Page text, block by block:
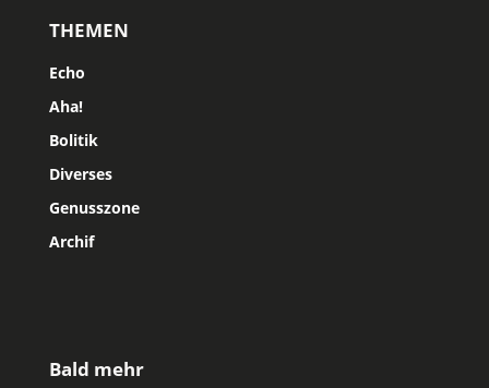
THEMEN
Echo
Aha!
Bolitik
Diverses
Genusszone
Archif
Bald mehr